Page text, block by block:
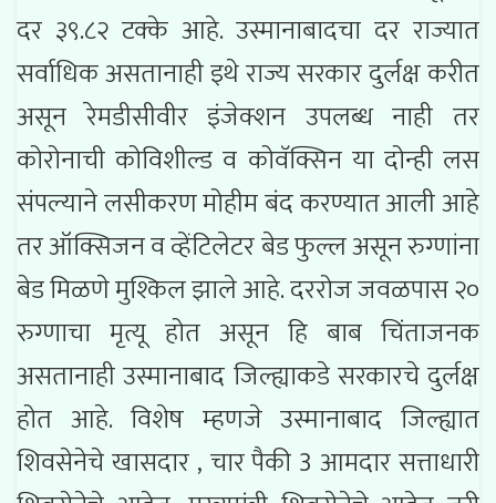
दर ३९.८२ टक्के आहे. उस्मानाबादचा दर राज्यात
सर्वाधिक असतानाही इथे राज्य सरकार दुर्लक्ष करीत
असून रेमडीसीवीर इंजेक्शन उपलब्ध नाही तर
कोरोनाची कोविशील्ड व कोवॅक्सिन या दोन्ही लस
संपल्याने लसीकरण मोहीम बंद करण्यात आली आहे
तर ऑक्सिजन व व्हेंटिलेटर बेड फुल्ल असून रुग्णांना
बेड मिळणे मुश्किल झाले आहे. दररोज जवळपास २०
रुग्णाचा मृत्यू होत असून हि बाब चिंताजनक
असतानाही उस्मानाबाद जिल्ह्याकडे सरकारचे दुर्लक्ष
होत आहे. विशेष म्हणजे उस्मानाबाद जिल्ह्यात
शिवसेनेचे खासदार , चार पैकी 3 आमदार सत्ताधारी